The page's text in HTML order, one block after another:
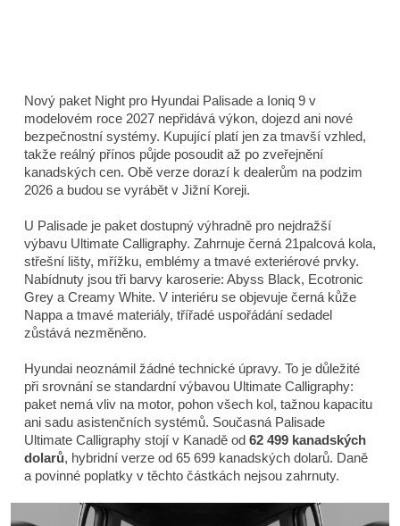
Nový paket Night pro Hyundai Palisade a Ioniq 9 v
modelovém roce 2027 nepřidává výkon, dojezd ani nové
bezpečnostní systémy. Kupující platí jen za tmavší vzhled,
takže reálný přínos půjde posoudit až po zveřejnění
kanadských cen. Obě verze dorazí k dealerům na podzim
2026 a budou se vyrábět v Jižní Koreji.
U Palisade je paket dostupný výhradně pro nejdražší
výbavu Ultimate Calligraphy. Zahrnuje černá 21palcová kola,
střešní lišty, mřížku, emblémy a tmavé exteriérové prvky.
Nabídnuty jsou tři barvy karoserie: Abyss Black, Ecotronic
Grey a Creamy White. V interiéru se objevuje černá kůže
Nappa a tmavé materiály, třířadé uspořádání sedadel
zůstává nezměněno.
Hyundai neoznámil žádné technické úpravy. To je důležité
při srovnání se standardní výbavou Ultimate Calligraphy:
paket nemá vliv na motor, pohon všech kol, tažnou kapacitu
ani sadu asistenčních systémů. Současná Palisade
Ultimate Calligraphy stojí v Kanadě od 62 499 kanadských
dolarů, hybridní verze od 65 699 kanadských dolarů. Daně
a povinné poplatky v těchto částkách nejsou zahrnuty.